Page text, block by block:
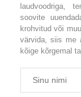
laudvoodriga,
soovite
krohvitud või
värvida, siis me
kõige kõrgemal